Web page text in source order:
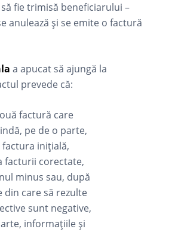
fie trimisă beneficiarului –
anulează și se emite o factură
a apucat să ajungă la
prevede că:
factură care
pe de o parte,
inițială,
facturii corectate,
minus sau, după
din care să rezulte
sunt negative,
informațiile și